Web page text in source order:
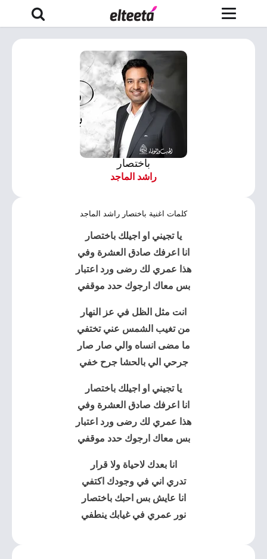
باختصار
راشد الماجد
كلمات اغنية باختصار راشد الماجد
يا تجيني او اجيلك باختصار
انا اعرفك صادق العشرة وفي
هذا عمري لك رضى ورد اعتبار
بس معاك ارجوك حدد موقفي
انت مثل الظل في عز النهار
من تغيب الشمس عني تختفي
ما مضى انساه والي صار صار
جرحي الي بالحشا جرح خفي
يا تجيني او اجيلك باختصار
انا اعرفك صادق العشرة وفي
هذا عمري لك رضى ورد اعتبار
بس معاك ارجوك حدد موقفي
انا بعدك لاحياة ولا قرار
تدري اني في وجودك اكتفي
انا عايش بس احبك باختصار
نور عمري في غيابك ينطفي